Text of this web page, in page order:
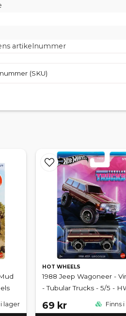
artikelnummer
(SKU)
i lager
HOT WHEELS
1988 Jeep Wagoneer -
- Tubular Trucks - 5/5 -
69 kr Finns